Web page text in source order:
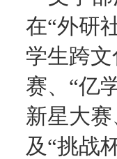
在“外研
学生跨
赛、“亿
新星大
及“挑战